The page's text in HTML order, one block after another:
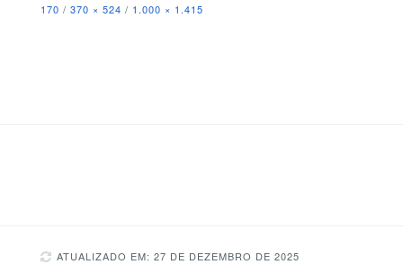
170 / 370 × 524 / 1.000 × 1.415
ATUALIZADO EM: 27 DE DEZEMBRO DE 2025